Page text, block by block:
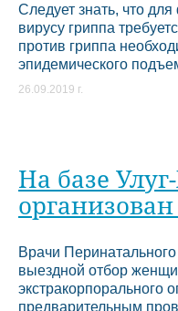
Следует знать, что
вирусу гриппа
против гриппа
эпидемического
26.09.2019 г.
На базе
Врачи
выездной отбор
экстракорпорального
предварительным